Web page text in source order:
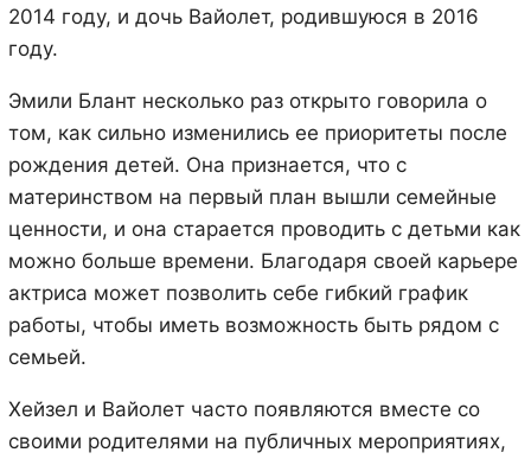
2014 году, и дочь Вайолет, родившуюся в 2016
году.
Эмили Блант несколько раз открыто говорила о
том, как сильно изменились ее приоритеты после
рождения детей. Она признается, что с
материнством на первый план вышли семейные
ценности, и она старается проводить с детьми как
можно больше времени. Благодаря своей карьере
актриса может позволить себе гибкий график
работы, чтобы иметь возможность быть рядом с
семьей.
Хейзел и Вайолет часто появляются вместе со
своими родителями на публичных мероприятиях,